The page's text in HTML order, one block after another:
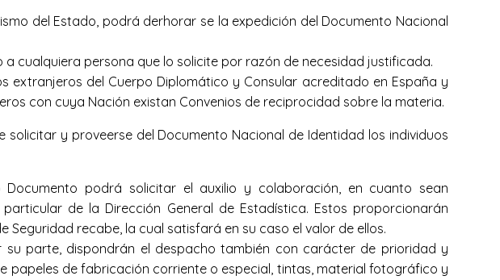
del Estado, podrá derhorar se la expedición del Documento Nacional
cualquiera persona que lo solicite por razón de necesidad justificada.
extranjeros del Cuerpo Diplomático y Consular acreditado en España y
con cuya Nación existan Convenios de reciprocidad sobre la materia.
y proveerse del Documento Nacional de Identidad los individuos
podrá solicitar el auxilio y colaboración, en cuanto sean
de la Dirección General de Estadística. Estos proporcionarán
recabe, la cual satisfará en su caso el valor de ellos.
su parte, dispondrán el despacho también con carácter de prioridad y
papeles de fabricación corriente o especial, tintas, material fotográfico y